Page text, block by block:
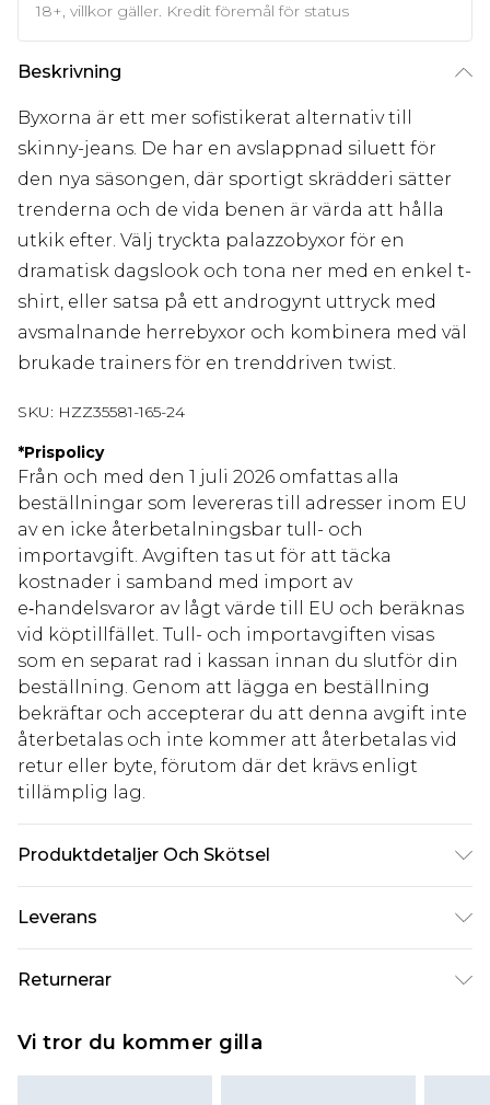
18+, villkor gäller. Kredit föremål för status
Beskrivning
Byxorna är ett mer sofistikerat alternativ till
skinny-jeans. De har en avslappnad siluett för
den nya säsongen, där sportigt skrädderi sätter
trenderna och de vida benen är värda att hålla
utkik efter. Välj tryckta palazzobyxor för en
dramatisk dagslook och tona ner med en enkel t-
shirt, eller satsa på ett androgynt uttryck med
avsmalnande herrebyxor och kombinera med väl
brukade trainers för en trenddriven twist.
SKU: HZZ35581-165-24
*Prispolicy
Från och med den 1 juli 2026 omfattas alla
beställningar som levereras till adresser inom EU
av en icke återbetalningsbar tull- och
importavgift. Avgiften tas ut för att täcka
kostnader i samband med import av
e‑handelsvaror av lågt värde till EU och beräknas
vid köptillfället. Tull- och importavgiften visas
som en separat rad i kassan innan du slutför din
beställning. Genom att lägga en beställning
bekräftar och accepterar du att denna avgift inte
återbetalas och inte kommer att återbetalas vid
retur eller byte, förutom där det krävs enligt
tillämplig lag.
Produktdetaljer Och Skötsel
Leverans
Standardleverans Sverige
kr80
Expressleverans Sverige
Returnerar
på dig att skicka tillbaka något från den dag du
Vi tror du kommer gilla